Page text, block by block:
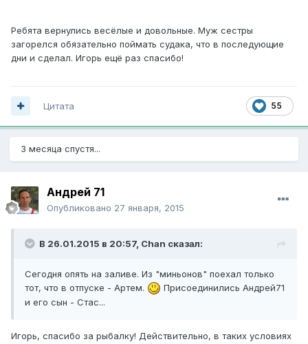
Ребята вернулись весёлые и довольные. Муж сестры
загорелся обязательно поймать судака, что в последующие
дни и сделал. Игорь ещё раз спасибо!
55
Цитата
3 месяца спустя...
Андрей 71
Опубликовано 27 января, 2015
В 26.01.2015 в 20:57, Chan сказал:
Сегодня опять на заливе. Из "миньонов" поехал только
тот, что в отпуске - Артем.
Присоединились Андрей71
и его сын - Стас...
Игорь, спасибо за рыбалку! Действительно, в таких условиях